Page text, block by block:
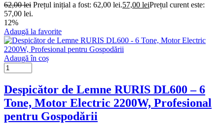
62,00lei Prețul inițial a fost: 62,00 lei.57,00 leiPrețul curent este:
57,00 lei.
12%
Adaugă la favorite
Adaugă în coș
Despicător de Lemne RURIS DL600 – 6
Tone, Motor Electric 2200W, Profesional
pentru Gospodării